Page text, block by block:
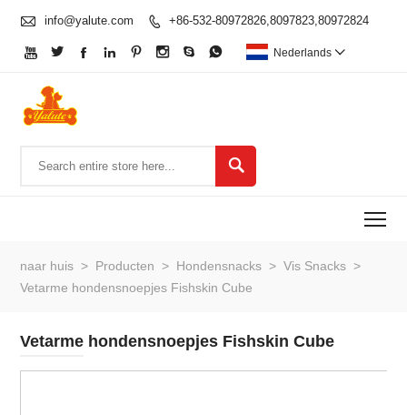
 info@yalute.com  +86-532-80972826,8097823,80972824
        Nederlands 

naar huis > Producten > Hondensnacks > Vis Snacks >
Vetarme hondensnoepjes Fishskin Cube
Vetarme hondensnoepjes Fishskin Cube